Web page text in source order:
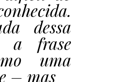
dessa
a frase
uma
– mas